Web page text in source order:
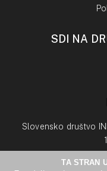
SDI NA
Slovensko društvo
TA STRAN